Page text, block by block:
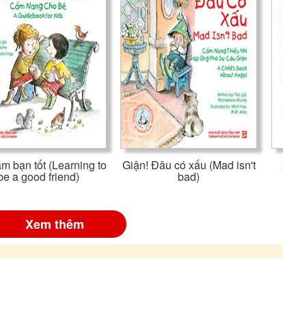
bạn tốt (Learning to
a good friend)
Giận! Đâu có xấu (Mad isn't
bad)
Xem thêm